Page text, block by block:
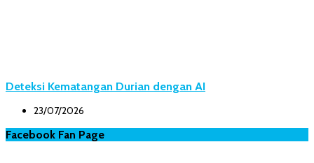
Deteksi Kematangan Durian dengan AI
23/07/2026
Facebook Fan Page